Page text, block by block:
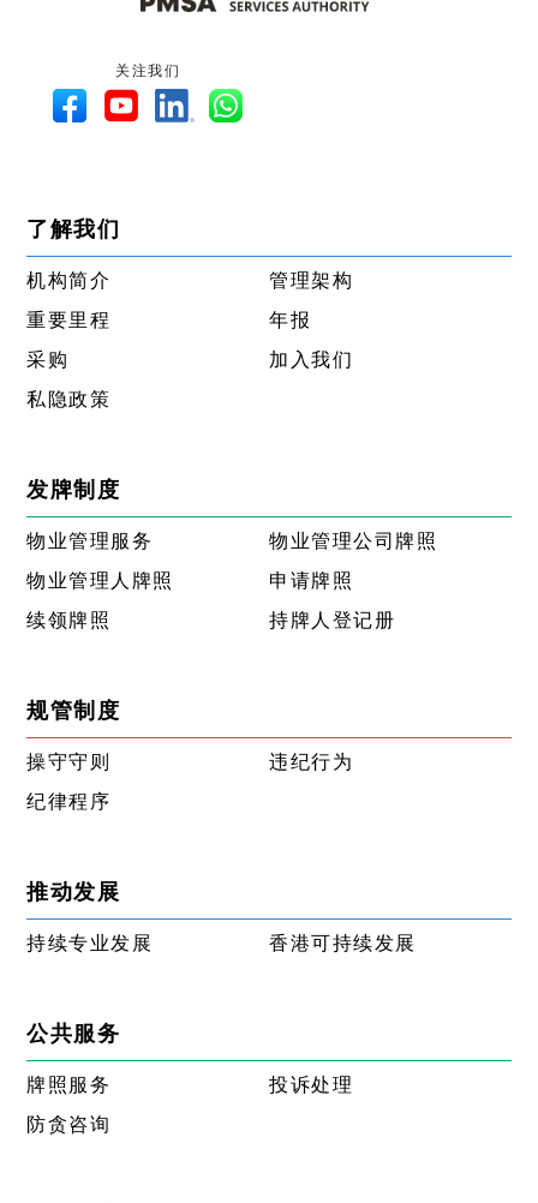
关注我们
了解我们
机构简介
管理架构
重要里程
年报
采购
加入我们
私隐政策
发牌制度
物业管理服务
物业管理公司牌照
物业管理人牌照
申请牌照
续领牌照
持牌人登记册
规管制度
操守守则
违纪行为
纪律程序
推动发展
持续专业发展 香港可持续发展
公共服务
牌照服务
投诉处理
防贪咨询